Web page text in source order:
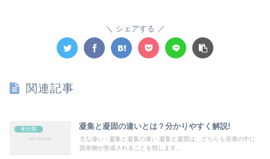
シェアする
関連記事
未分類 凝集と凝固の違いとは？分かりやすく解説!
主な違い - 凝集と凝集の違い 凝集と凝固は、どちらも溶液の中に
固形物が形成されることを指します...